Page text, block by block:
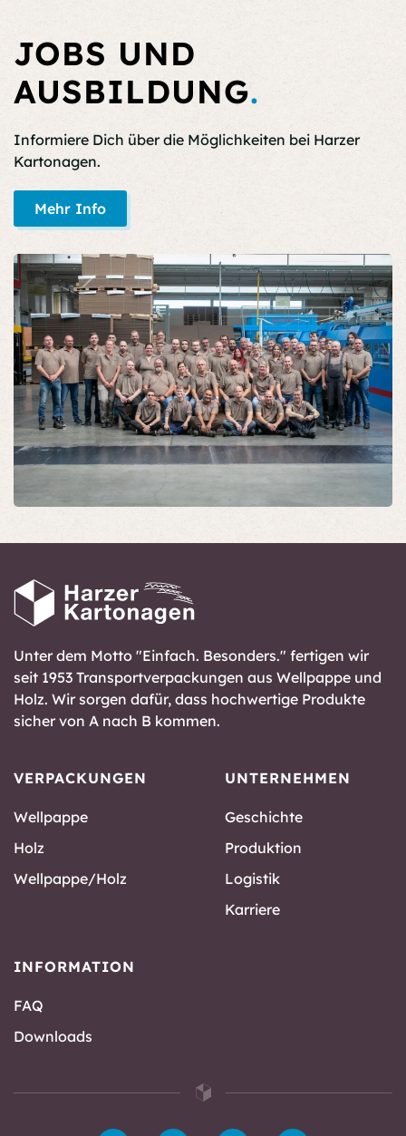
JOBS UND
AUSBILDUNG.
Informiere Dich über die Möglichkeiten bei Harzer
Kartonagen.
Mehr Info
Unter dem Motto "Einfach. Besonders." fertigen wir
seit 1953 Transportverpackungen aus Wellpappe und
Holz. Wir sorgen dafür, dass hochwertige Produkte
sicher von A nach B kommen.
VERPACKUNGEN
Wellpappe
Holz
Wellpappe/Holz
UNTERNEHMEN
Geschichte
Produktion
Logistik
Karriere
INFORMATION
FAQ
Downloads